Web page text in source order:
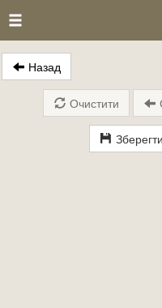
Назад
Зберегти
Очистити